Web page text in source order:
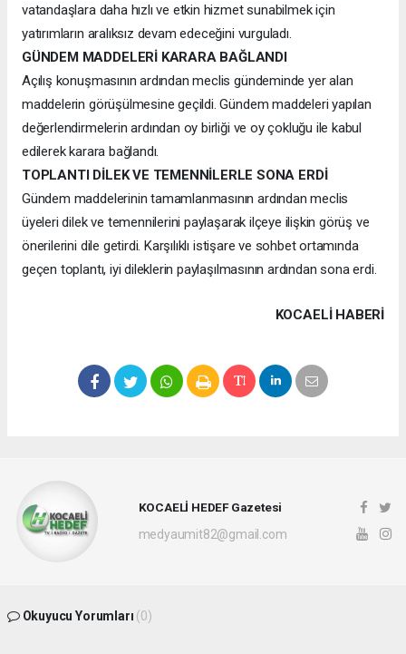
vatandaşlara daha hızlı ve etkin hizmet sunabilmek için
yatırımların aralıksız devam edeceğini vurguladı.
GÜNDEM MADDELERİ KARARA BAĞLANDI
Açılış konuşmasının ardından meclis gündeminde yer alan
maddelerin görüşülmesine geçildi. Gündem maddeleri yapılan
değerlendirmelerin ardından oy birliği ve oy çokluğu ile kabul
edilerek karara bağlandı.
TOPLANTI DİLEK VE TEMENNİLERLE SONA ERDİ
Gündem maddelerinin tamamlanmasının ardından meclis
üyeleri dilek ve temennilerini paylaşarak ilçeye ilişkin görüş ve
önerilerini dile getirdi. Karşılıklı istişare ve sohbet ortamında
geçen toplantı, iyi dileklerin paylaşılmasının ardından sona erdi.
KOCAELI HABERİ
KOCAELİ HEDEF Gazetesi
medyaumit82@gmail.com
Okuyucu Yorumları (0)